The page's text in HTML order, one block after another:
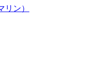
ン）